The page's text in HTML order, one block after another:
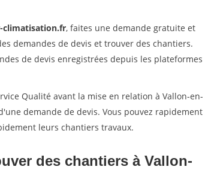
climatisation.fr, faites une demande gratuite et
demandes de devis et trouver des chantiers.
de devis enregistrées depuis les plateformes
Qualité avant la mise en relation à Vallon-en-
demande de devis. Vous pouvez rapidement
leurs chantiers travaux.
des chantiers à Vallon-